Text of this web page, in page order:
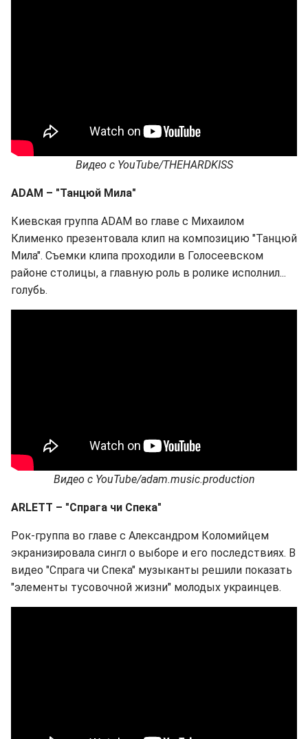
Видео сYouTube/THEHARDKISS
ADAM – "Танцюй Мила"
Киевская группа ADAM во главе с Михаилом
Клименко презентовала клип на композицию "Танцюй
Мила". Съемки клипа проходили в Голосеевском
районе столицы, а главную роль в ролике исполнил...
голубь.
Видео сYouTube/adam.music.production
ARLETT – "Спрага чи Спека"
Рок-группа во главе с Александром Коломийцем
экранизировала сингл о выборе и его последствиях. В
видео "Спрага чи Спека" музыканты решили показать
"элементы тусовочной жизни" молодых украинцев.